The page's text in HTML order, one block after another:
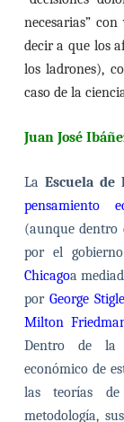
necesarias”
decir a que los
los ladrones),
caso de la
Juan José
LaEscuela de
pensamiento
(aunque dentro
por el
Chicagoa
porGeorge
Milton
Dentro de la
económico de
las teorías
metodología,